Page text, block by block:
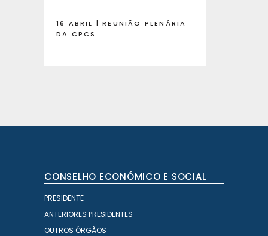
16 ABRIL | REUNIÃO PLENÁRIA
DA CPCS
CONSELHO ECONÓMICO E SOCIAL
PRESIDENTE
ANTERIORES PRESIDENTES
OUTROS ÓRGÃOS